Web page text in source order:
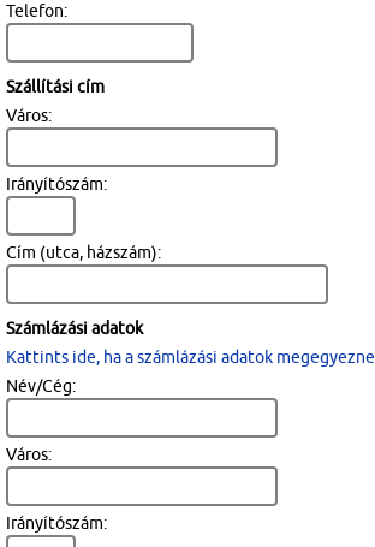
Telefon:
Szállítási cím
Város:
Irányítószám:
Cím (utca, házszám):
Számlázási adatok
Kattints ide, ha a számlázási adatok
Név/Cég:
Város:
Irányítószám: